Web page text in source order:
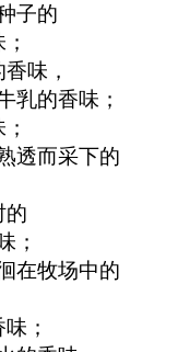
子的
味，
乳的香味；
透而采下的
的
；
在牧场中的
；